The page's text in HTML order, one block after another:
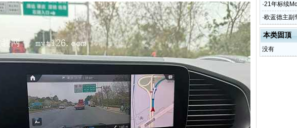
·21年标续
·欧蓝德主副
本类固顶
没有